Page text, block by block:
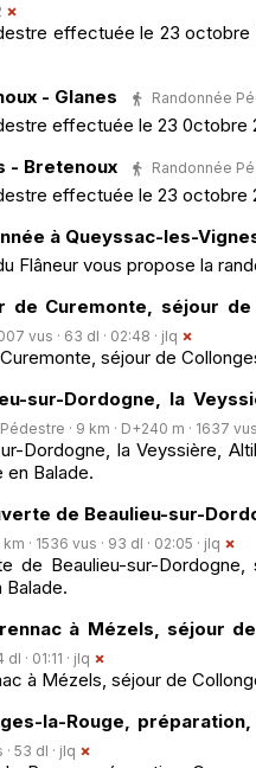
effectuée le 23 octobre
- Glanes
Randonnée
effectuée le 23 0ctobre
- Bretenoux
Randonnée
effectuée le 23 octobre
à Queyssac-les-
Flâneur vous propose la
de Curemonte, séjour de
vus · 63 dl · 02:48 · jlq
séjour de
sur-Dordogne, la
· 9 km · D+240 m · 1637 vus
Dordogne, la Veyssière,
en Balade.
de Beaulieu-sur-
· 1536 vus · 93 dl · 02:05 · jlq
de Beaulieu-sur-
Balade.
à Mézels, séjour
· 01:11 · jlq
à Mézels, séjour de
la-Rouge,
53 dl · jlq